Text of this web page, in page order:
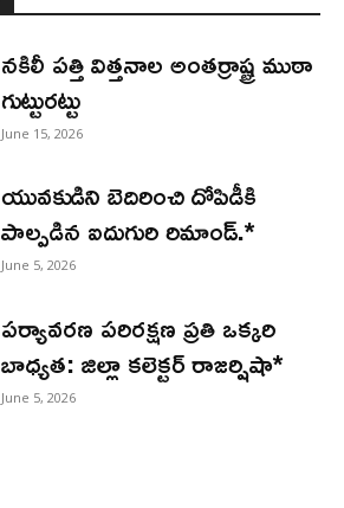
నకిలీ పత్తి విత్తనాల అంతర్రాష్ట్ర ముఠా
గుట్టురట్టు
June 15, 2026
యువకుడిని బెదిరించి దోపిడీకి
పాల్పడిన ఐదుగురి రిమాండ్.*
June 5, 2026
పర్యావరణ పరిరక్షణ ప్రతి ఒక్కరి
బాధ్యత: జిల్లా కలెక్టర్ రాజర్షిషా*
June 5, 2026